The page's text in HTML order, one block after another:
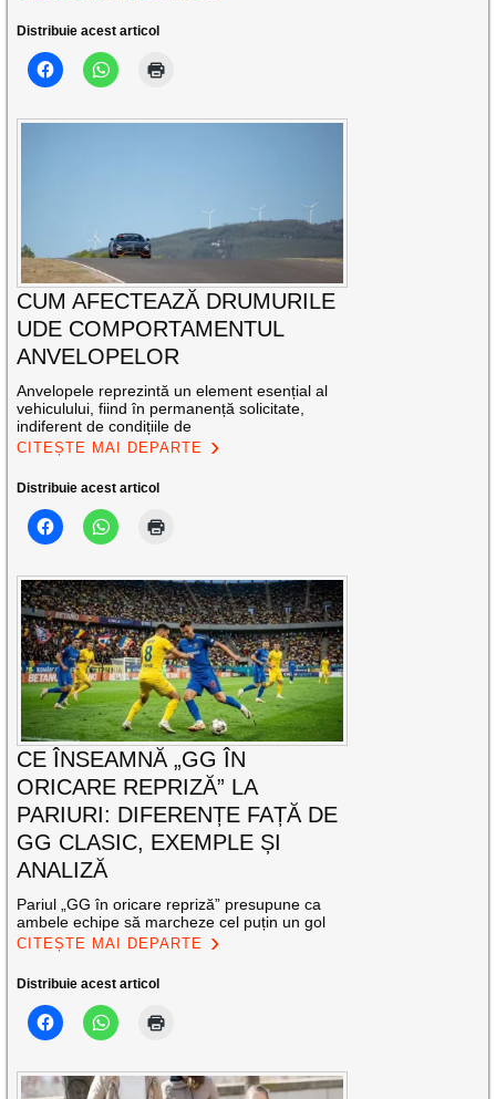
Distribuie acest articol
CUM AFECTEAZĂ DRUMURILE
UDE COMPORTAMENTUL
ANVELOPELOR
Anvelopele reprezintă un element esențial al
vehiculului, fiind în permanență solicitate,
indiferent de condițiile de
CITEȘTE MAI DEPARTE
Distribuie acest articol
CE ÎNSEAMNĂ „GG ÎN
ORICARE REPRIZĂ” LA
PARIURI: DIFERENȚE FAȚĂ DE
GG CLASIC, EXEMPLE ȘI
ANALIZĂ
Pariul „GG în oricare repriză” presupune ca
ambele echipe să marcheze cel puțin un gol
CITEȘTE MAI DEPARTE
Distribuie acest articol